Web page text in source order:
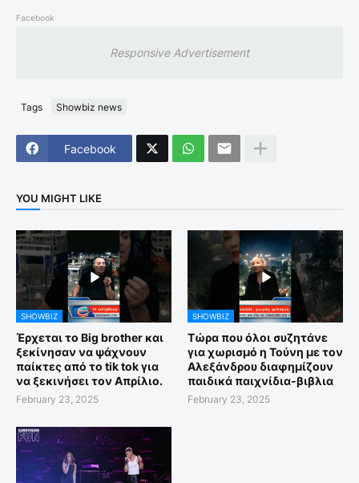
Facebook
Responsive Advertisement
Tags Showbiz news
Facebook
YOU MIGHT LIKE
SHOWBIZ
Έρχεται το Big brother και
ξεκίνησαν να ψάχνουν
παίκτες από το tik tok για
να ξεκινήσει τον Απρίλιο.
February 23, 2025
SHOWBIZ
Τώρα που όλοι συζητάνε
για χωρισμό η Τούνη με τον
Αλεξάνδρου διαφημίζουν
παιδικά παιχνίδια-βιβλια
February 23, 2025